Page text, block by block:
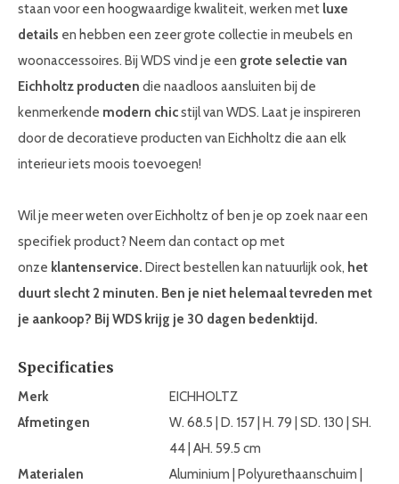
staan voor een hoogwaardige kwaliteit, werken met luxe
details en hebben een zeer grote collectie in meubels en
woonaccessoires. Bij WDS vind je een grote selectie van
Eichholtz producten die naadloos aansluiten bij de
kenmerkende modern chicstijl van WDS. Laat je inspireren
door de decoratieve producten van Eichholtz die aan elk
interieur iets moois toevoegen!
Wil je meer weten over Eichholtz of ben je op zoek naar een
specifiek product? Neem dan contact op met
onze klantenservice. Direct bestellen kan natuurlijk ook, het
duurt slecht 2 minuten. Ben je niet helemaal tevreden met
je aankoop? Bij WDS krijg je 30 dagen bedenktijd.
Specificaties
Merk
EICHHOLTZ
Afmetingen
W. 68.5 | D. 157 | H. 79 | SD. 130 | SH.
44 | AH. 59.5 cm
Materialen
Aluminium | Polyurethaanschuim |